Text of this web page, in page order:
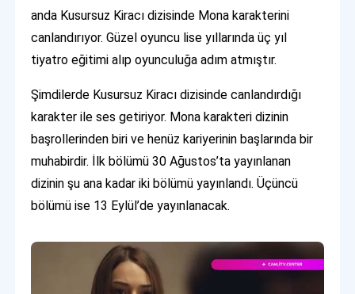
anda Kusursuz Kiracı dizisinde Mona karakterini
canlandırıyor. Güzel oyuncu lise yıllarında üç yıl
tiyatro eğitimi alıp oyunculuğa adım atmıştır.
Şimdilerde Kusursuz Kiracı dizisinde canlandırdığı
karakter ile ses getiriyor. Mona karakteri dizinin
başrollerinden biri ve henüz kariyerinin başlarında bir
muhabirdir. İlk bölümü 30 Ağustos’ta yayınlanan
dizinin şu ana kadar iki bölümü yayınlandı. Üçüncü
bölümü ise 13 Eylül’de yayınlanacak.